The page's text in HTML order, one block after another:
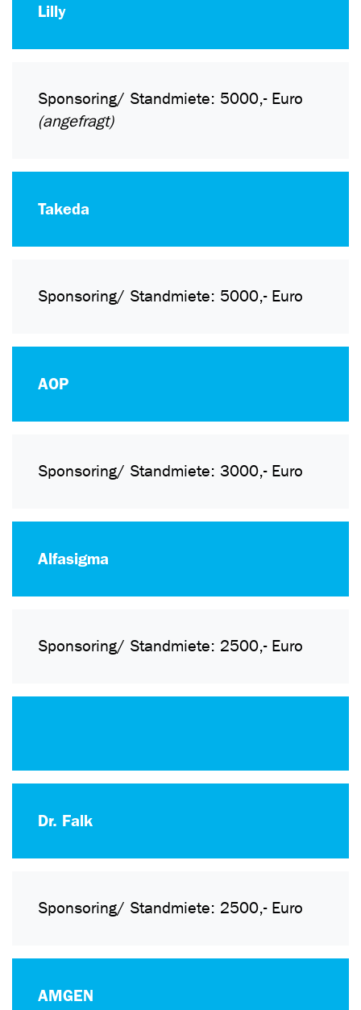
Lilly
Sponsoring/ Standmiete: 5000,- Euro
(angefragt)
Takeda
Sponsoring/ Standmiete: 5000,- Euro
AOP
Sponsoring/ Standmiete: 3000,- Euro
Alfasigma
Sponsoring/ Standmiete: 2500,- Euro
Dr. Falk
Sponsoring/ Standmiete: 2500,- Euro
AMGEN